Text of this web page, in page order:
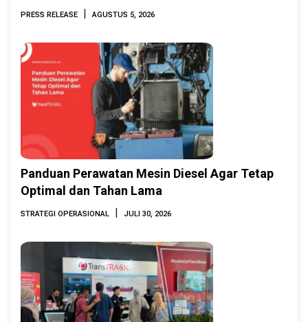
Indonesia Marine & Offshore Expo (IMOX)
PRESS RELEASE | AGUSTUS 5, 2026
Panduan Perawatan Mesin Diesel Agar Tetap
Optimal dan Tahan Lama
STRATEGI OPERASIONAL | JULI 30, 2026